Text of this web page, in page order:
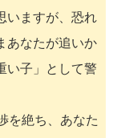
いますが、恐れ
あなたが追いか
い子」として警
を絶ち、あなた